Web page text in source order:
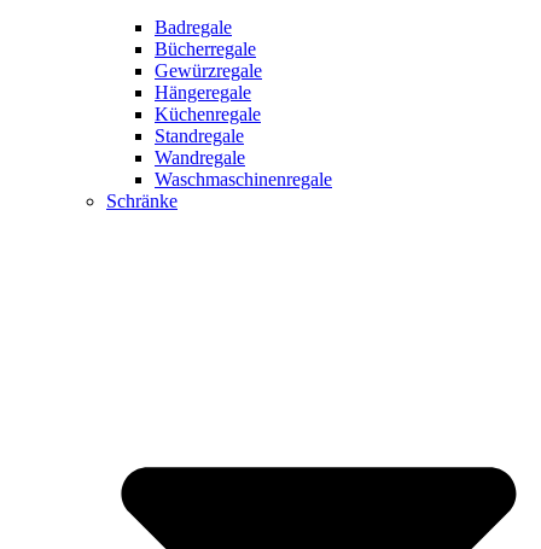
Badregale
Bücherregale
Gewürzregale
Hängeregale
Küchenregale
Standregale
Wandregale
Waschmaschinenregale
Schränke